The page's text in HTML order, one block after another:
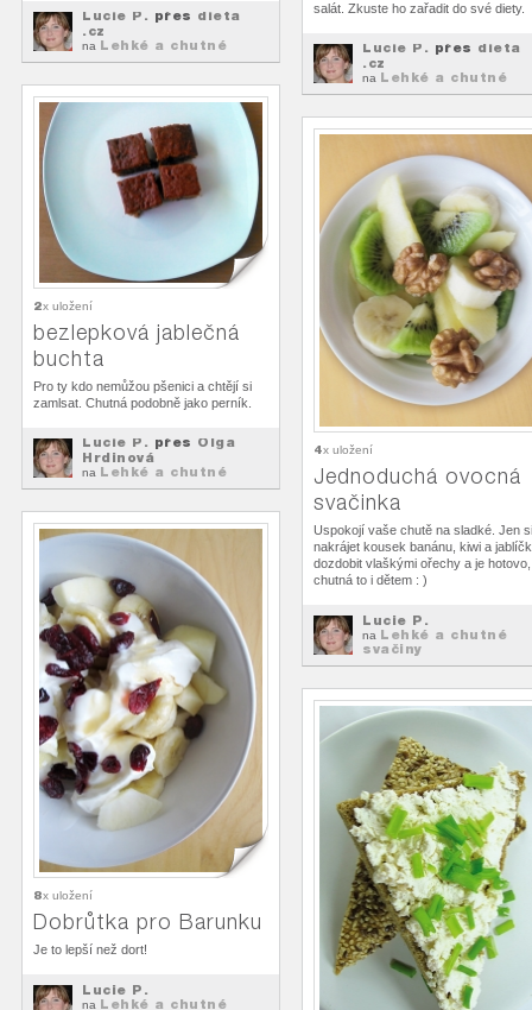
Lucie P. přes dieta
.cz
na Lehké a chutné
svačiny
salát. Zkuste ho zařadit do své diety.
Lucie P. přes dieta
.cz
na Lehké a chutné
svačiny
2x uložení
bezlepková jablečná
buchta
Pro ty kdo nemůžou pšenici a chtějí si
zamlsat. Chutná podobně jako perník.
Lucie P. přes Olga
Hrdinová
na Lehké a chutné
svačiny
4x uložení
Jednoduchá ovocná
svačinka
Uspokojí vaše chutě na sladké. Jen si
nakrájet kousek banánu, kiwi a
dozdobit vlaškými ořechy a je hotovo,
chutná to i dětem : )
Lucie P.
na Lehké a chutné
svačiny
8x uložení
Dobrůtka pro Barunku
Je to lepší než dort!
Lucie P.
na Lehké a chutné